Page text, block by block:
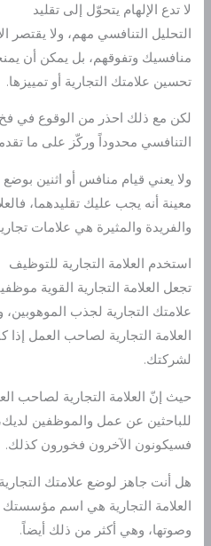
لا تدع الإلهام يتحوّل إلى تقليد
التحليل التنافسي مهم، ولا يقتصر
منافسيك وتفوقهم، بل يمكن أن
تحسين علامتك التجارية أو تمييزها.
لكن مع ذلك احذر من الوقوع في فخ
التنافسي محدوداً وركّز على ما
ولا يعني قيام منافس أو اثنين
معينة أنه يجب عليك تقليدهما،
والفريدة والمثيرة هي علامات
استخدم العلامة التجارية للتوظيف
تجعل العلامة التجارية القوية
علامتك التجارية لجذب
العلامة التجارية لصاحب العمل
لشركتك.
حيث إنّ العلامة التجارية لصاحب
للباحثين عن عمل والموظفين
فسيكونون الآخرون فخورون كذلك.
هل أنت جاهز لوضع علامتك التجارية
العلامة التجارية هي اسم مؤسستك
وصوتها، وهي أكثر من ذلك أيضاً.